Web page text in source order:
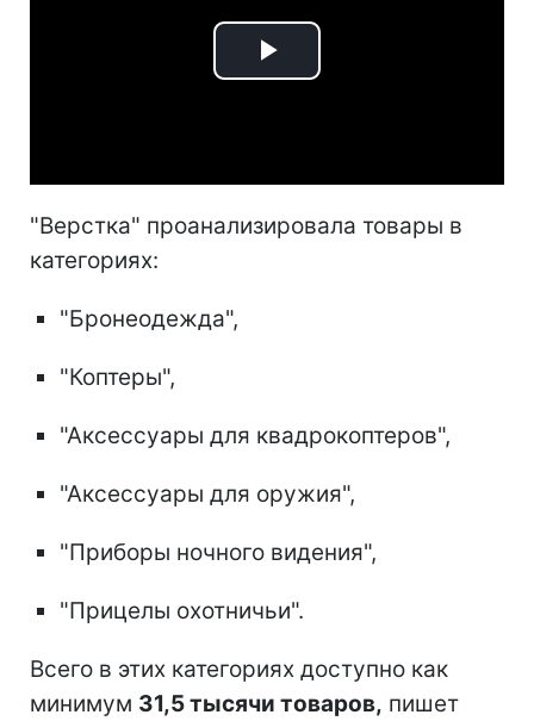
Play
"Верстка" проанализировала товары в
категориях:
"Бронеодежда",
"Коптеры",
"Аксессуары для квадрокоптеров",
"Аксессуары для оружия",
"Приборы ночного видения",
"Прицелы охотничьи".
Всего в этих категориях доступно как
минимум 31,5 тысячи товаров, пишет